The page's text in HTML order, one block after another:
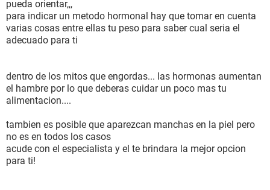
pueda orientar,,,
para indicar un metodo hormonal hay que tomar en cuenta
varias cosas entre ellas tu peso para saber cual seria el
adecuado para ti
dentro de los mitos que engordas... las hormonas aumentan
el hambre por lo que deberas cuidar un poco mas tu
alimentacion....
tambien es posible que aparezcan manchas en la piel pero
no es en todos los casos
acude con el especialista y el te brindara la mejor opcion
para ti!